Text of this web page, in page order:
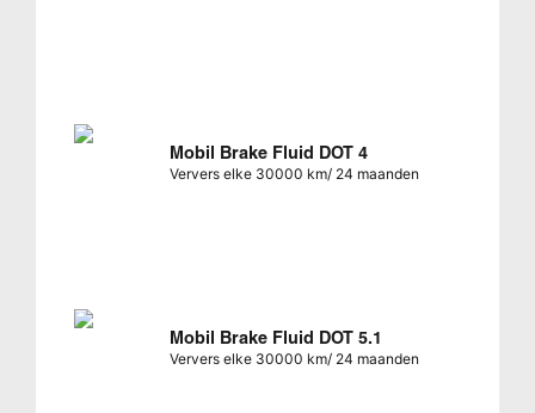
Mobil Brake Fluid DOT 4
Ververs elke 30000 km/ 24 maanden
Mobil Brake Fluid DOT 5.1
Ververs elke 30000 km/ 24 maanden